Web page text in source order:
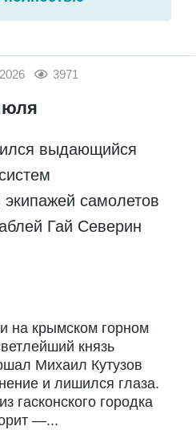
3971
выдающийся
самолетов
Гай Северин
на крымском горном
князь
Михаил Кутузов
и лишился глаза.
гасконского городка
—...